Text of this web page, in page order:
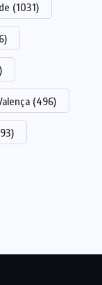
(1031)
(496)